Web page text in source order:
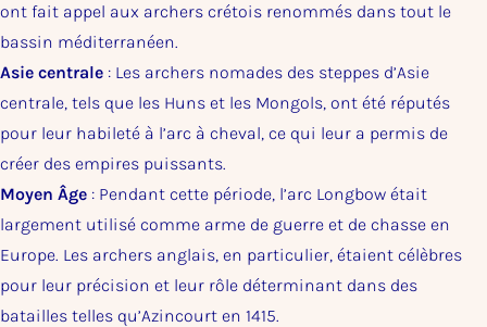
ont fait appel aux archers crétois renommés dans tout le
bassin méditerranéen.
Asie centrale : Les archers nomades des steppes d’Asie
centrale, tels que les Huns et les Mongols, ont été réputés
pour leur habileté à l’arc à cheval, ce qui leur a permis de
créer des empires puissants.
Moyen Âge : Pendant cette période, l’arc Longbow était
largement utilisé comme arme de guerre et de chasse en
Europe. Les archers anglais, en particulier, étaient célèbres
pour leur précision et leur rôle déterminant dans des
batailles telles qu’Azincourt en 1415.